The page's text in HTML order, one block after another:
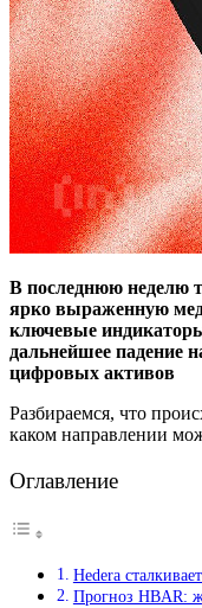
В последнюю неделю
ярко выраженную
ключевые
дальнейшее падение
цифровых активов
Разбираемся, что
каком направлении
Оглавление
Hedera
Прогноз HBAR: